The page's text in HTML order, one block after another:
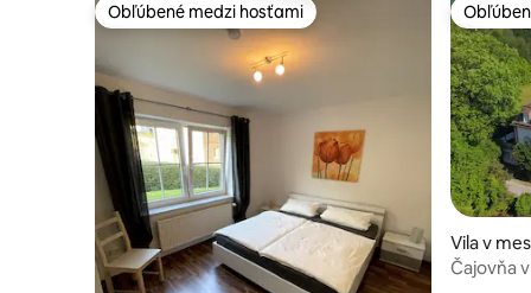
Obľúbené medzi hosťami
Obľúbené medzi hosťami
Vila v
Čajovňa